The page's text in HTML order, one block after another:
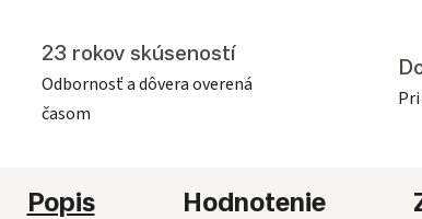
23 rokov skúseností
Odbornosť a dôvera overená
časom
Popis Hodnotenie